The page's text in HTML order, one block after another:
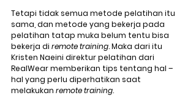
Tetapi tidak semua metode pelatihan itu
sama, dan metode yang bekerja pada
pelatihan tatap muka belum tentu bisa
bekerja di remote training. Maka dari itu
Kristen Naeini direktur pelatihan dari
RealWear memberikan tips tentang hal –
hal yang perlu diperhatikan saat
melakukan remote training.